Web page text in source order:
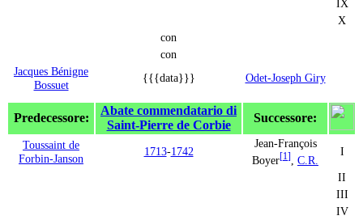
IX
X
con
con
Jacques Bénigne
Bossuet
{{{data}}} Odet-Joseph Giry
Predecessore:
Abate commendatario di
Saint-Pierre de Corbie
Successore:
Toussaint de
Forbin-Janson
1713-1742
Jean-François
Boyer[1] C.R.
I
II
III
IV